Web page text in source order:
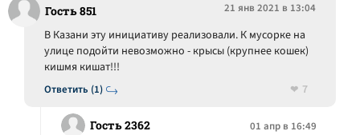
Гость 851 21 янв 2021 в 13:04
Ответить (1)
В Казани эту инициативу реализовали. К мусорке на
улице подойти невозможно - крысы (крупнее кошек)
кишмя кишат!!!
7
Гость 2362 01 апр в 16:49